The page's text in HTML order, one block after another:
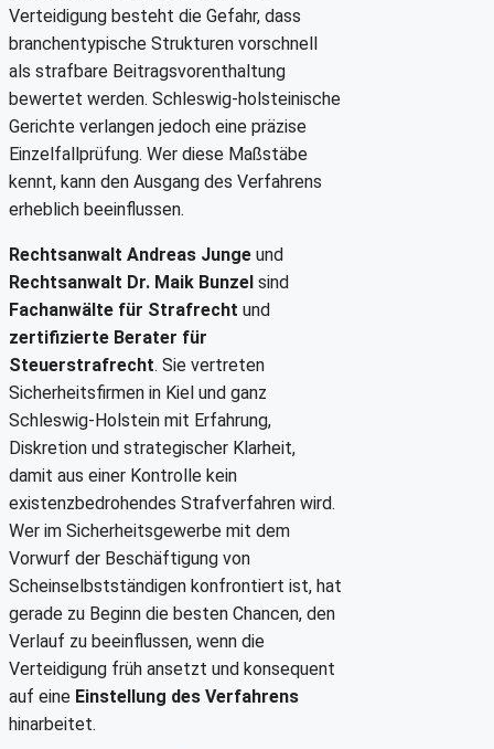
Verteidigung besteht die Gefahr, dass
branchentypische Strukturen vorschnell
als strafbare Beitragsvorenthaltung
bewertet werden. Schleswig-holsteinische
Gerichte verlangen jedoch eine präzise
Einzelfallprüfung. Wer diese Maßstäbe
kennt, kann den Ausgang des Verfahrens
erheblich beeinflussen.
Rechtsanwalt Andreas Junge und
Rechtsanwalt Dr. Maik Bunzel sind
Fachanwälte für Strafrecht und
zertifizierte Berater für
Steuerstrafrecht. Sie vertreten
Sicherheitsfirmen in Kiel und ganz
Schleswig-Holstein mit Erfahrung,
Diskretion und strategischer Klarheit,
damit aus einer Kontrolle kein
existenzbedrohendes Strafverfahren wird.
Wer im Sicherheitsgewerbe mit dem
Vorwurf der Beschäftigung von
Scheinselbstständigen konfrontiert ist, hat
gerade zu Beginn die besten Chancen, den
Verlauf zu beeinflussen, wenn die
Verteidigung früh ansetzt und konsequent
auf eine Einstellung des Verfahrens
hinarbeitet.